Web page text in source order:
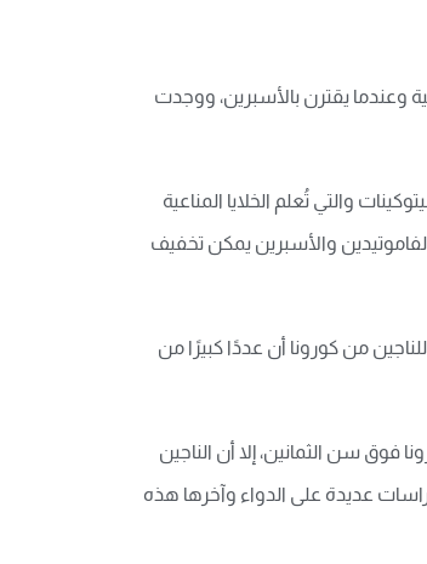
وعندما يقترن بالأسبرين، ووجدت
والتي تُعلم الخلايا المناعية
والأسبرين يمكن تخفيف
من كورونا أن عددًا كبيرًا من
سن الثمانين، إلا أن الناجين
عديدة على الدواء وآخرها هذه